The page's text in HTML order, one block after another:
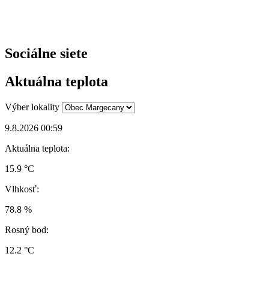
Sociálne siete
Aktuálna teplota
Výber lokality
9.8.2026 00:59
Aktuálna teplota:
15.9 °C
Vlhkosť:
78.8 %
Rosný bod:
12.2 °C